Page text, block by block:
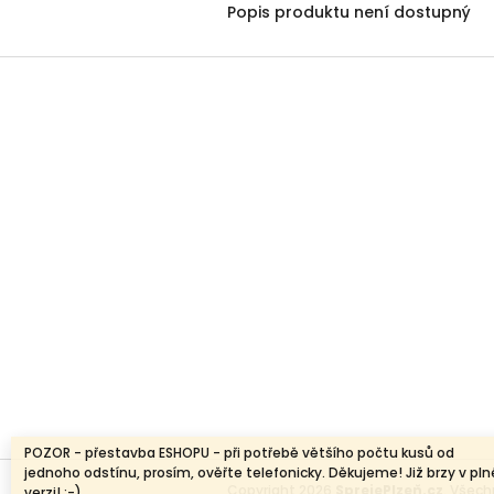
POZOR - přestavba ESHOPU - při potřebě většího počtu kusů od
jednoho odstínu, prosím, ověřte telefonicky. Děkujeme! Již brzy v
Popis produktu není dostupný
.